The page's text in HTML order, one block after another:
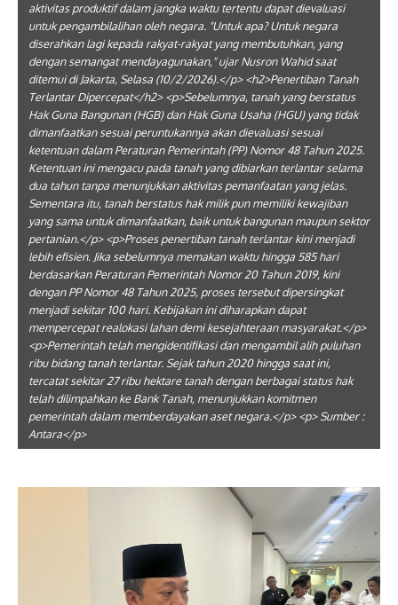
aktivitas produktif dalam jangka waktu tertentu dapat dievaluasi
untuk pengambilalihan oleh negara. "Untuk apa? Untuk negara
diserahkan lagi kepada rakyat-rakyat yang membutuhkan, yang
dengan semangat mendayagunakan," ujar Nusron Wahid saat
ditemui di Jakarta, Selasa (10/2/2026).</p> <h2>Penertiban Tanah
Terlantar Dipercepat</h2> <p>Sebelumnya, tanah yang berstatus
Hak Guna Bangunan (HGB) dan Hak Guna Usaha (HGU) yang tidak
dimanfaatkan sesuai peruntukannya akan dievaluasi sesuai
ketentuan dalam Peraturan Pemerintah (PP) Nomor 48 Tahun 2025.
Ketentuan ini mengacu pada tanah yang dibiarkan terlantar selama
dua tahun tanpa menunjukkan aktivitas pemanfaatan yang jelas.
Sementara itu, tanah berstatus hak milik pun memiliki kewajiban
yang sama untuk dimanfaatkan, baik untuk bangunan maupun sektor
pertanian.</p> <p>Proses penertiban tanah terlantar kini menjadi
lebih efisien. Jika sebelumnya memakan waktu hingga 585 hari
berdasarkan Peraturan Pemerintah Nomor 20 Tahun 2019, kini
dengan PP Nomor 48 Tahun 2025, proses tersebut dipersingkat
menjadi sekitar 100 hari. Kebijakan ini diharapkan dapat
mempercepat realokasi lahan demi kesejahteraan masyarakat.</p>
<p>Pemerintah telah mengidentifikasi dan mengambil alih puluhan
ribu bidang tanah terlantar. Sejak tahun 2020 hingga saat ini,
tercatat sekitar 27 ribu hektare tanah dengan berbagai status hak
telah dilimpahkan ke Bank Tanah, menunjukkan komitmen
pemerintah dalam memberdayakan aset negara.</p> <p> Sumber :
Antara</p>